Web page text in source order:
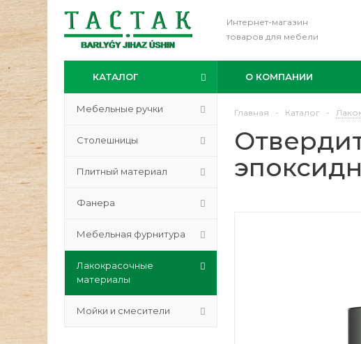
Интернет-магазин
товаров для мебели
КАТАЛОГ О КОМПАНИИ
Мебельные ручки
Столешницы
Плитный материал
Фанера
Мебельная фурнитура
Лакокрасочные
материалы
Мойки и смесители
Главная - Каталог -